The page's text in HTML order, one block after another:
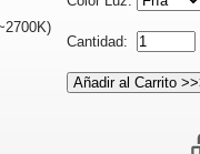
Cantidad: